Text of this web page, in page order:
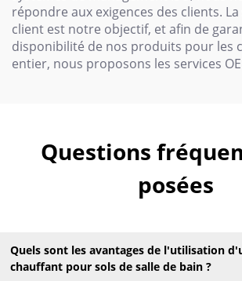
répondre aux exigences des clients.
client est notre objectif, et afin de
disponibilité de nos produits pour les
entier, nous proposons les services
Questions
posées
Quels sont les avantages de l'utilisation
chauffant pour sols de salle de bain ?